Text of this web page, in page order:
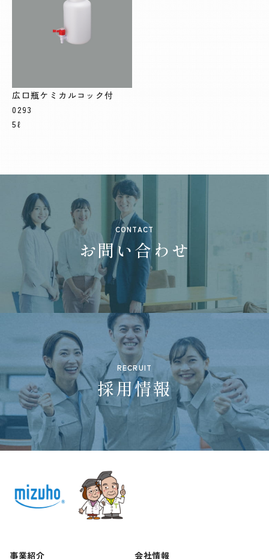
広口瓶ケミカルコック付
0293
5ℓ
CONTACT
お問い合わせ
RECRUIT
採用情報
事業紹介 会社情報